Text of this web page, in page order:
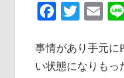
Facebook
Twitter
事情があり手元に
い状態になりもっ